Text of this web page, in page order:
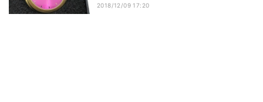
2018/12/09 17:20